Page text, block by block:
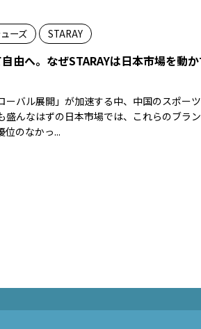
ーズ STARAY
由へ。なぜSTARAYは日本市場を動
ーバル展開」が加速する中、中国のスポー
盛んなはずの日本市場では、これらのブラ
位のなかっ...